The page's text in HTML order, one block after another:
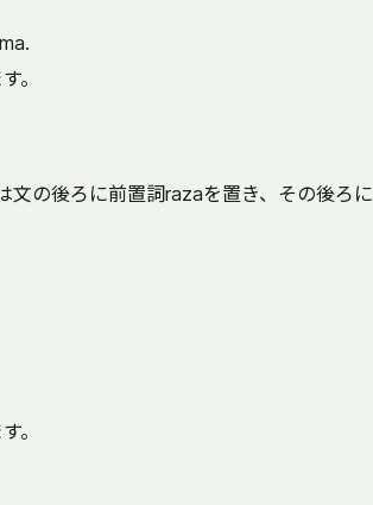
。
文の後ろに前置詞razaを置き、その後ろに
。